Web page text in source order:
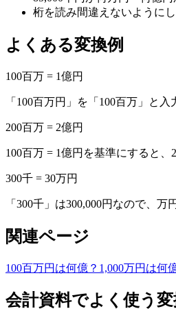
桁を読み間違えないように
よくある変換例
100百万 = 1億円
「100百万円」を「100百万」と入
200百万 = 2億円
100百万 = 1億円を基準にすると、
300千 = 30万円
「300千」は300,000円なので、万
関連ページ
100百万円は何億？ 1,000万円は何
会計資料でよく使う